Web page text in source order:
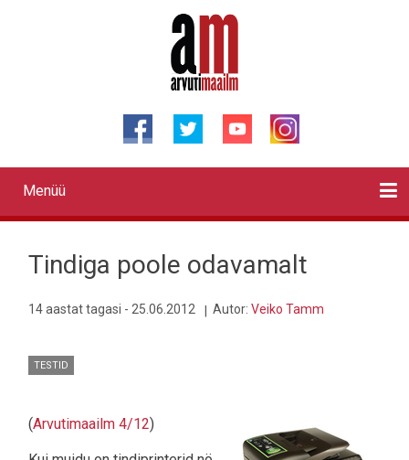
Primary
links
Menüü
Tindiga poole odavamalt
14 aastat tagasi - 25.06.2012 Autor: Veiko Tamm
TESTID
(Arvutimaailm 4/12)